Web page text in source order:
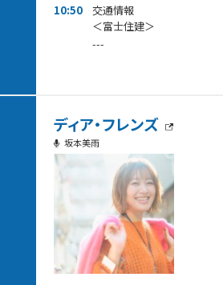
10:50
交通情報
＜富士住建＞
---
ディア・フレンズ
坂本美雨